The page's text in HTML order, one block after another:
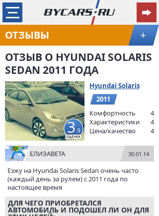
ОТЗЫВЫ +
ОТЗЫВ О HYUNDAI SOLARIS
SEDAN 2011 ГОДА
3.9
Hyundai Solaris
2011
Комфортность
4
Характеристики
4
Цена/качество
4
ΕЛИЗАВЕТА 30.01.14
Езжу на Hyundai Solaris Sedan очень часто
(каждый день за рулем) с 2011 года по
настоящее время
ДЛЯ ЧЕГО ПРИОБРЕТАЛСЯ
АВТОМОБИЛЬ И ПОДОШЕЛ ЛИ ОН ДЛЯ